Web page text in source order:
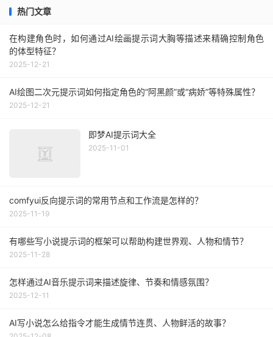
热门文章
在构建角色时，如何通过AI绘画提示词大胸等描述来精确控制角色
的体型特征？
2025-12-21
AI绘图二次元提示词如何指定角色的“阿黑颜”或“病娇”等特殊属性？
2025-12-21
即梦AI提示词大全
2025-11-01
comfyui反向提示词的常用节点和工作流是怎样的？
2025-11-19
有哪些写小说提示词的框架可以帮助构建世界观、人物和情节？
2025-11-28
怎样通过AI音乐提示词来描述旋律、节奏和情感氛围？
2025-12-11
AI写小说怎么给指令才能生成情节连贯、人物鲜活的故事？